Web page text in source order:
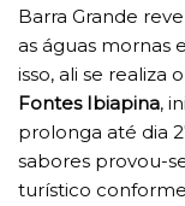
Barra Grande
as águas mornas
isso, ali se realiza o
Fontes Ibiapina,
prolonga até dia
sabores provou-
turístico